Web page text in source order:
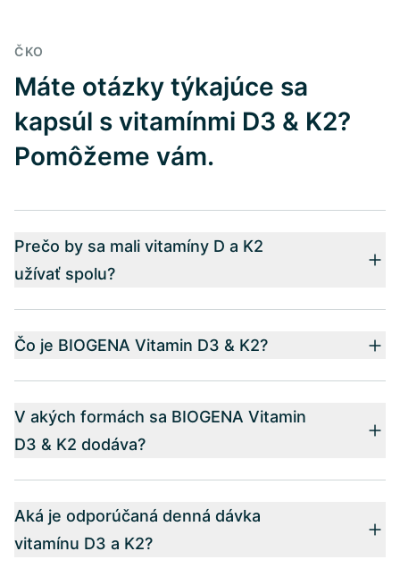
ČKO
Máte otázky týkajúce sa
kapsúl s vitamínmi D3 & K2?
Pomôžeme vám.
Prečo by sa mali vitamíny D a K2
užívať spolu?
Čo je BIOGENA Vitamin D3 & K2?
V akých formách sa BIOGENA Vitamin
D3 & K2 dodáva?
Aká je odporúčaná denná dávka
vitamínu D3 a K2?